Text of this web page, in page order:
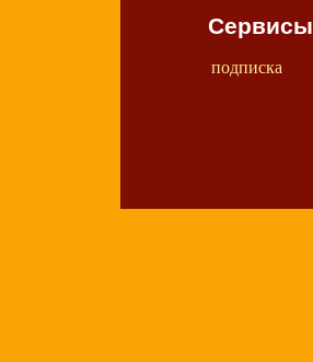
Сервисы
подписка